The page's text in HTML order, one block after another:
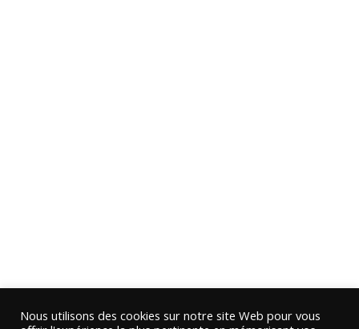
Nous utilisons des cookies sur notre site Web pour vous